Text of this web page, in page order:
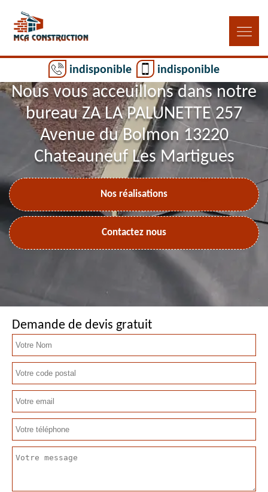
indisponible indisponible
Nous vous acceuillons dans notre
bureau ZA LA PALUNETTE 257
Avenue du Bolmon 13220
Chateauneuf Les Martigues
Nos réalisations
Contactez nous
Demande de devis gratuit